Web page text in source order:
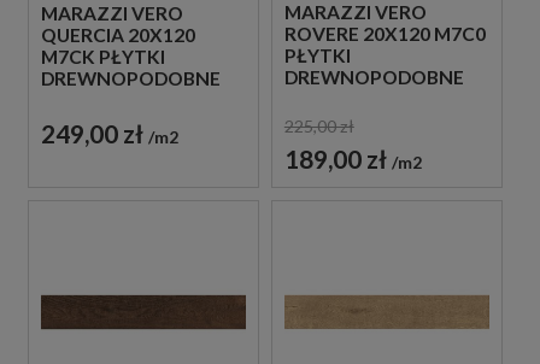
MARAZZI VERO
QUERCIA 20X120
M7CK PŁYTKI
DREWNOPODOBNE
249,00 zł m2
MARAZZI VERO
ROVERE 20X120 M7C0
PŁYTKI
DREWNOPODOBNE
225,00 zł
189,00 zł m2